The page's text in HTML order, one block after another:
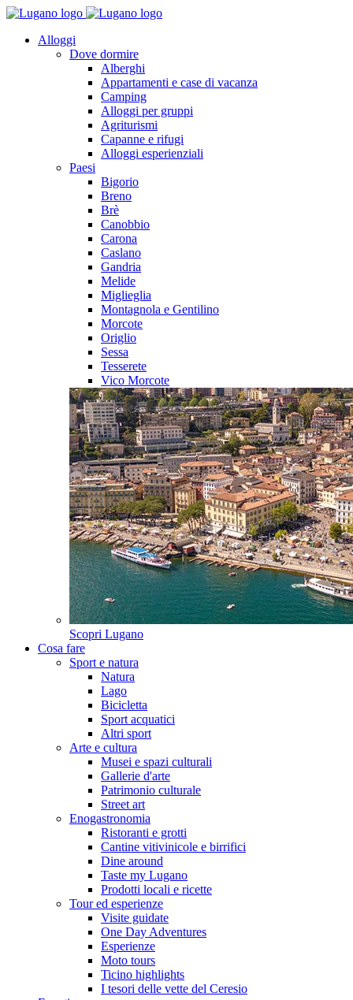
Alloggi
Dove dormire
Alberghi
Appartamenti e case di vacanza
Camping
Alloggi per gruppi
Agriturismi
Capanne e rifugi
Alloggi esperienziali
Paesi
Bigorio
Breno
Brè
Canobbio
Carona
Caslano
Gandria
Melide
Miglieglia
Montagnola e Gentilino
Morcote
Origlio
Sessa
Tesserete
Vico Morcote
Scopri Lugano
Cosa fare
Sport e natura
Natura
Lago
Bicicletta
Sport acquatici
Altri sport
Arte e cultura
Musei e spazi culturali
Gallerie d'arte
Patrimonio culturale
Street art
Enogastronomia
Ristoranti e grotti
Cantine vitivinicole e birrifici
Dine around
Taste my Lugano
Prodotti locali e ricette
Tour ed esperienze
Visite guidate
One Day Adventures
Esperienze
Moto tours
Ticino highlights
I tesori delle vette del Ceresio